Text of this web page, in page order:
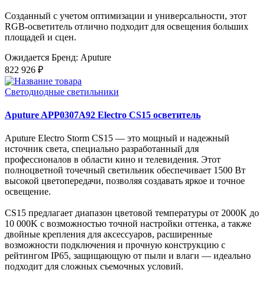
Созданный с учетом оптимизации и универсальности, этот
RGB-осветитель отлично подходит для освещения больших
площадей и сцен.
Ожидается Бренд: Aputure
822 926 ₽
Светодиодные светильники
Aputure APP0307A92 Electro CS15 осветитель
Aputure Electro Storm CS15 — это мощный и надежный
источник света, специально разработанный для
профессионалов в области кино и телевидения. Этот
полноцветной точечный светильник обеспечивает 1500 Вт
высокой цветопередачи, позволяя создавать яркое и точное
освещение.
CS15 предлагает диапазон цветовой температуры от 2000K до
10 000K с возможностью точной настройки оттенка, а также
двойные крепления для аксессуаров, расширенные
возможности подключения и прочную конструкцию с
рейтингом IP65, защищающую от пыли и влаги — идеально
подходит для сложных съемочных условий.